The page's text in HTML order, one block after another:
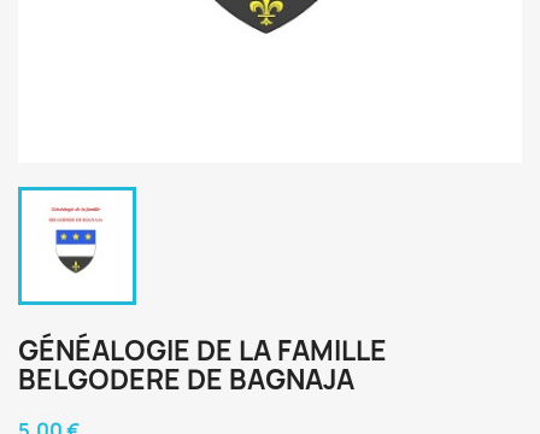
GÉNÉALOGIE DE LA FAMILLE
BELGODERE DE BAGNAJA